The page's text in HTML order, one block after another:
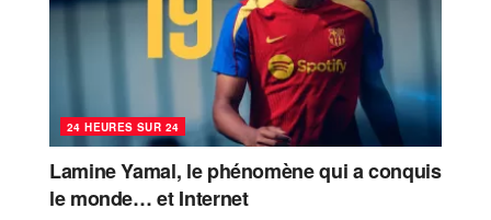
24 HEURES SUR 24
Lamine Yamal, le phénomène qui a conquis
le monde… et Internet